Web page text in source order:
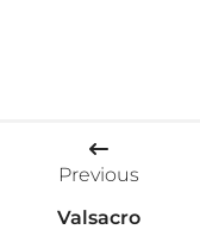
Previous
Valsacro